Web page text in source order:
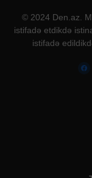
© 2024 Den.az.
istifadə etdikdə
istifadə